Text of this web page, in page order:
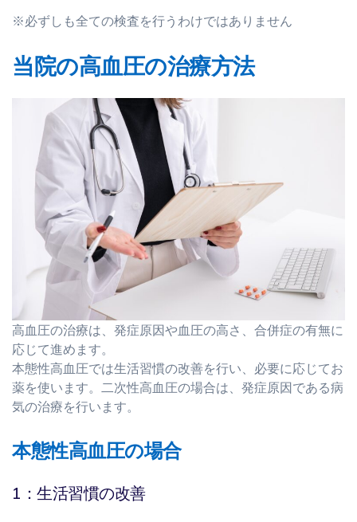
※必ずしも全ての検査を行うわけではありません
当院の高血圧の治療方法
高血圧の治療は、発症原因や血圧の高さ、合併症の有無に
応じて進めます。
本態性高血圧では生活習慣の改善を行い、必要に応じてお
薬を使います。二次性高血圧の場合は、発症原因である病
気の治療を行います。
本態性高血圧の場合
1：生活習慣の改善